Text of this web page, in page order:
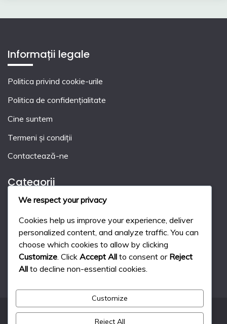
Informații legale
Politica privind cookie-urile
Politica de confidențialitate
Cine suntem
Termeni și condiții
Contactează-ne
Categorii
Regulile jocului în hocheiul pe iarbă
Sistem de punctaj în hocheiul pe iarbă
We respect your privacy
Cookies help us improve your experience, deliver
personalized content, and analyze traffic. You can
choose which cookies to allow by clicking
Customize . Click Accept All to consent or Reject
All to decline non-essential cookies.
Customize
Reject All